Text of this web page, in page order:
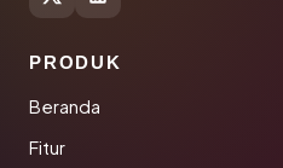
PRODUK
Beranda
Fitur